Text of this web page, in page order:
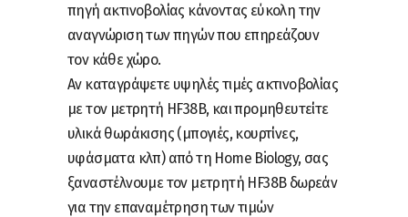
πηγή ακτινοβολίας κάνοντας εύκολη την
αναγνώριση των πηγών που επηρεάζουν
τον κάθε χώρο.
Αν καταγράψετε υψηλές τιμές ακτινοβολίας
με τον μετρητή HF38B, και προμηθευτείτε
υλικά θωράκισης (μπογιές, κουρτίνες,
υφάσματα κλπ) από τη Home Biology, σας
ξαναστέλνουμε τον μετρητή HF38B δωρεάν
για την επαναμέτρηση των τιμών